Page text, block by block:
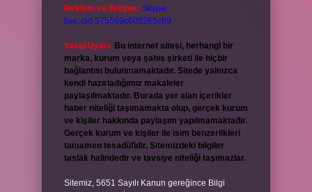
Reklam ve İletişim: Skype:
live:.cid.575569c608265c69
Yasal Uyarı: Bu internet sitesi, herhangi bir
marka, kurum veya şahıs şirketi ile hiçbir
bağlantısı bulunmamaktadır. Sitede yalnızca
kendi hazırladığımız makaleler
paylaşılmaktadır. Burada yer alan içerikler
haber niteliği taşımamakta olup, gerçek kurum
ve kişiler hakkında paylaşım yapılmamaktadır.
Gerçek kurum ve kişiler ile isim benzerlikleri
tamamen tesadüfidir. Sitemizdeki bilgiler
taslak halindedir ve tavsiye niteliği taşımazlar.
Sitemiz, 5651 Sayılı Kanun gereğince Bilgi